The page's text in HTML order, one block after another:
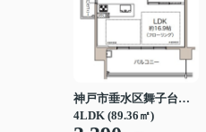
神戸市垂水区舞子台７丁目
4LDK (89.36㎡)